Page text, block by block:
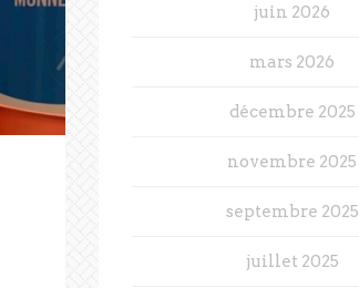
juin 2026
mars 2026
décembre 2025
novembre 2025
septembre 2025
juillet 2025